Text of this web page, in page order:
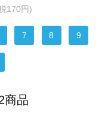
170円)
7 8 9
商品